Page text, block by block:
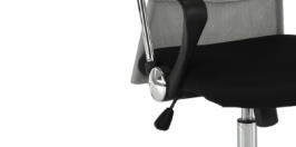
Set mobilier Living
Seturi masa +scaune dining
Seturi dormitoare complete
Suporturi saltea/Somiere/Gratii